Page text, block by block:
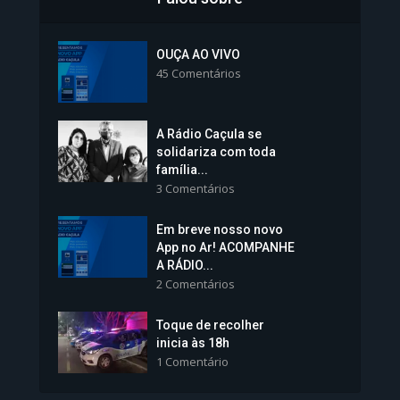
Colégios da Polícia...
Vice-Prefeita Sheila Lemos
tomará posse nesta...
1.101 Modos de exibição
OUÇA AO VIVO
45 Comentários
A Rádio Caçula se
solidariza com toda
família...
3 Comentários
Em breve nosso novo
App no Ar! ACOMPANHE
A RÁDIO...
2 Comentários
Toque de recolher
inicia às 18h
1 Comentário